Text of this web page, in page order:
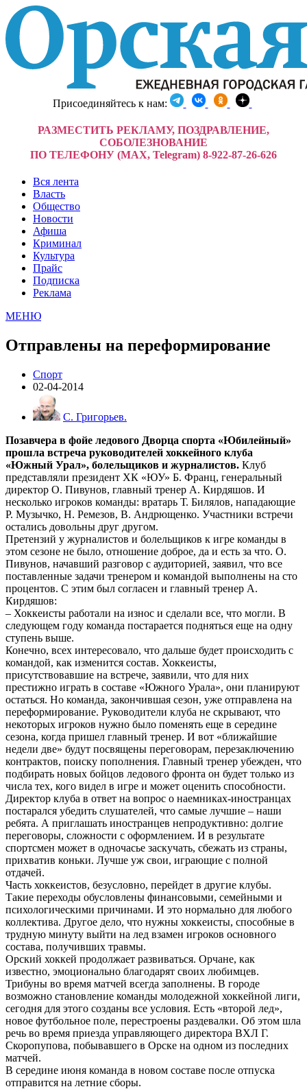
Присоединяйтесь к нам:
РАЗМЕСТИТЬ РЕКЛАМУ, ПОЗДРАВЛЕНИЕ,
СОБОЛЕЗНОВАНИЕ
ПО ТЕЛЕФОНУ (MAX, Telegram) 8-922-87-26-626
Вся лента
Власть
Общество
Новости
Афиша
Криминал
Культура
Прайс
Подписка
Реклама
МЕНЮ
Отправлены на переформирование
Спорт
02-04-2014
С. Григорьев.
Позавчера в фойе ледового Дворца спорта «Юбилейный»
прошла встреча руководителей хоккейного клуба
«Южный Урал», болельщиков и журналистов. Клуб
представляли президент ХК «ЮУ» Б. Франц, генеральный
директор О. Пивунов, главный тренер А. Кирдяшов. И
несколько игроков команды: вратарь Т. Билялов, нападающие
Р. Музычко, Н. Ремезов, В. Андрющенко. Участники встречи
остались довольны друг другом.
Претензий у журналистов и болельщиков к игре команды в
этом сезоне не было, отношение доброе, да и есть за что. О.
Пивунов, начавший разговор с аудиторией, заявил, что все
поставленные задачи тренером и командой выполнены на сто
процентов. С этим был согласен и главный тренер А.
Кирдяшов:
– Хоккеисты работали на износ и сделали все, что могли. В
следующем году команда постарается подняться еще на одну
ступень выше.
Конечно, всех интересовало, что дальше будет происходить с
командой, как изменится состав. Хоккеисты,
присутствовавшие на встрече, заявили, что для них
престижно играть в составе «Южного Урала», они планируют
остаться. Но команда, закончившая сезон, уже отправлена на
переформирование. Руководители клуба не скрывают, что
некоторых игроков нужно было поменять еще в середине
сезона, когда пришел главный тренер. И вот «ближайшие
недели две» будут посвящены переговорам, перезаключению
контрактов, поиску пополнения. Главный тренер убежден, что
подбирать новых бойцов ледового фронта он будет только из
числа тех, кого видел в игре и может оценить способности.
Директор клуба в ответ на вопрос о наемниках-иностранцах
постарался убедить слушателей, что самые лучшие – наши
ребята. А приглашать иностранцев непродуктивно: долгие
переговоры, сложности с оформлением. И в результате
спортсмен может в одночасье заскучать, сбежать из страны,
прихватив коньки. Лучше уж свои, играющие с полной
отдачей.
Часть хоккеистов, безусловно, перейдет в другие клубы.
Такие переходы обусловлены финансовыми, семейными и
психологическими причинами. И это нормально для любого
коллектива. Другое дело, что нужны хоккеисты, способные в
трудную минуту выйти на лед взамен игроков основного
состава, получивших травмы.
Орский хоккей продолжает развиваться. Орчане, как
известно, эмоционально благодарят своих любимцев.
Трибуны во время матчей всегда заполнены. В городе
возможно становление команды молодежной хоккейной лиги,
сегодня для этого созданы все условия. Есть «второй лед»,
новое футбольное поле, перестроены раздевалки. Об этом шла
речь во время приезда управляющего директора ВХЛ Г.
Скоропупова, побывавшего в Орске на одном из последних
матчей.
В середине июня команда в новом составе после отпуска
отправится на летние сборы.